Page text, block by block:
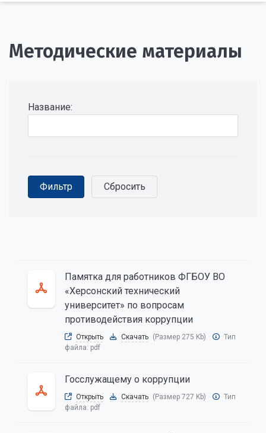
Методические материалы
Название:
Памятка для работников ФГБОУ ВО
«Херсонский технический
университет» по вопросам
противодействия коррупции
Открыть Скачать (Размер 275 Kb)
Тип
файла: pdf
Госслужащему о коррупции
Открыть Скачать (Размер 727 Kb)
Тип
файла: pdf